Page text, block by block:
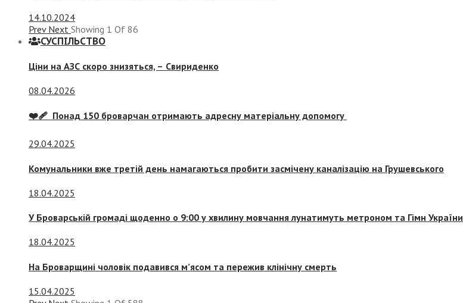
14.10.2024
Prev Next Showing 1 Of 86
СУСПIЛЬСТВО
Ціни на АЗС скоро знизяться, – Свириденко
08.04.2026
❤️‍🩹 Понад 150 броварчан отримають адресну матеріальну допомогу
29.04.2025
Комунальники вже третій день намагаються пробити засмічену каналізацію на Грушевського
18.04.2025
У Броварській громаді щоденно о 9:00 у хвилину мовчання лунатимуть метроном та Гімн України
18.04.2025
На Броварщині чоловік подавився м’ясом та пережив клінічну смерть
15.04.2025